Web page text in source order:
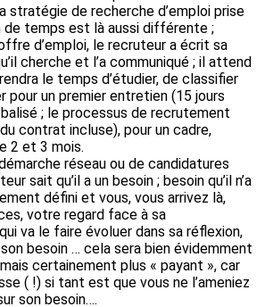
stratégie de recherche d’emploi prise
de temps est là aussi différente ;
offre d’emploi, le recruteur a écrit sa
cherche et l’a communiqué ; il attend
le temps d’étudier, de classifier
pour un premier entretien (15 jours
; le processus de recrutement
contrat incluse), pour un cadre,
2 et 3 mois.
réseau ou de candidatures
sait qu’il a un besoin ; besoin qu’il n’a
défini et vous, vous arrivez là,
votre regard face à sa
va le faire évoluer dans sa réflexion,
son besoin … cela sera bien évidemment
certainement plus « payant », car
( !) si tant est que vous ne l’ameniez
son besoin….